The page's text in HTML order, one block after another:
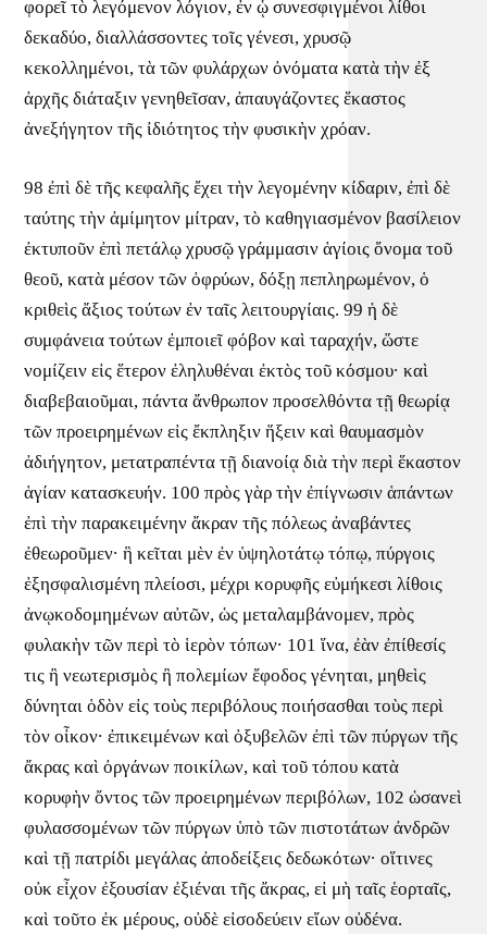
φορεῖ τὸ λεγόμενον λόγιον, ἐν ᾧ συνεσφιγμένοι λίθοι
δεκαδύο, διαλλάσσοντες τοῖς γένεσι, χρυσῷ
κεκολλημένοι, τὰ τῶν φυλάρχων ὀνόματα κατὰ τὴν ἐξ
ἀρχῆς διάταξιν γενηθεῖσαν, ἀπαυγάζοντες ἕκαστος
ἀνεξήγητον τῆς ἰδιότητος τὴν φυσικὴν χρόαν.
98 ἐπὶ δὲ τῆς κεφαλῆς ἔχει τὴν λεγομένην κίδαριν, ἐπὶ δὲ
ταύτης τὴν ἀμίμητον μίτραν, τὸ καθηγιασμένον βασίλειον
ἐκτυποῦν ἐπὶ πετάλῳ χρυσῷ γράμμασιν ἁγίοις ὄνομα τοῦ
θεοῦ, κατὰ μέσον τῶν ὀφρύων, δόξῃ πεπληρωμένον, ὁ
κριθεὶς ἄξιος τούτων ἐν ταῖς λειτουργίαις. 99 ἡ δὲ
συμφάνεια τούτων ἐμποιεῖ φόβον καὶ ταραχήν, ὥστε
νομίζειν εἰς ἕτερον ἐληλυθέναι ἐκτὸς τοῦ κόσμου· καὶ
διαβεβαιοῦμαι, πάντα ἄνθρωπον προσελθόντα τῇ θεωρίᾳ
τῶν προειρημένων εἰς ἔκπληξιν ἥξειν καὶ θαυμασμὸν
ἀδιήγητον, μετατραπέντα τῇ διανοίᾳ διὰ τὴν περὶ ἕκαστον
ἁγίαν κατασκευήν. 100 πρὸς γὰρ τὴν ἐπίγνωσιν ἁπάντων
ἐπὶ τὴν παρακειμένην ἄκραν τῆς πόλεως ἀναβάντες
ἐθεωροῦμεν· ἣ κεῖται μὲν ἐν ὑψηλοτάτῳ τόπῳ, πύργοις
ἐξησφαλισμένη πλείοσι, μέχρι κορυφῆς εὐμήκεσι λίθοις
ἀνῳκοδομημένων αὐτῶν, ὡς μεταλαμβάνομεν, πρὸς
φυλακὴν τῶν περὶ τὸ ἱερὸν τόπων· 101 ἵνα, ἐὰν ἐπίθεσίς
τις ἢ νεωτερισμὸς ἢ πολεμίων ἔφοδος γένηται, μηθεὶς
δύνηται ὁδὸν εἰς τοὺς περιβόλους ποιήσασθαι τοὺς περὶ
τὸν οἶκον· ἐπικειμένων καὶ ὀξυβελῶν ἐπὶ τῶν πύργων τῆς
ἄκρας καὶ ὀργάνων ποικίλων, καὶ τοῦ τόπου κατὰ
κορυφὴν ὄντος τῶν προειρημένων περιβόλων, 102 ὡσανεὶ
φυλασσομένων τῶν πύργων ὑπὸ τῶν πιστοτάτων ἀνδρῶν
καὶ τῇ πατρίδι μεγάλας ἀποδείξεις δεδωκότων· οἵτινες
οὐκ εἶχον ἐξουσίαν ἐξιέναι τῆς ἄκρας, εἰ μὴ ταῖς ἑορταῖς,
καὶ τοῦτο ἐκ μέρους, οὐδὲ εἰσοδεύειν εἴων οὐδένα.